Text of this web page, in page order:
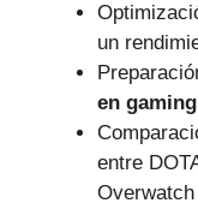
un
en
entre